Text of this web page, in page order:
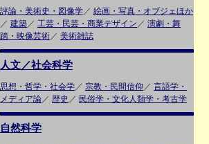
評論・美術史・図像学／ 絵画・写真・オブジェほか
／ 建築／ 工芸・民芸・商業デザイン ／ 演劇・舞
踏・映像芸術／ 美術雑誌
人文／社会科学
思想・哲学・社会学／ 宗教・民間信仰 ／ 言語学・
メディア論／ 歴史 ／ 民俗学・文化人類学・考古学
自然科学